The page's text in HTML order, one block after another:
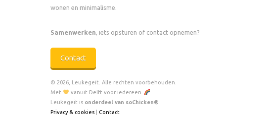
wonen en minimalisme.
Samenwerken, iets opsturen of contact opnemen?
Contact
© 2026, Leukegeit. Alle rechten voorbehouden.
Met
vanuit Delft voor iedereen.
Leukegeit is onderdeel van soChicken®
Privacy & cookies
Contact